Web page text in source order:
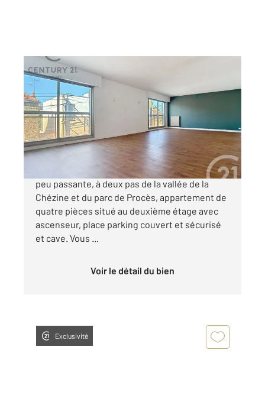
NANTES 44
105,77 m2, 4 pièces
Ref : 15404
Appartement F4 à vendre
383 000 €
NANTES-CANCLAUX Dans une rue calme et
peu passante, à deux pas de la vallée de la
Chézine et du parc de Procès, appartement de
quatre pièces situé au deuxième étage avec
ascenseur, place parking couvert et sécurisé
et cave. Vous ...
Voir le détail du bien
Exclusivité